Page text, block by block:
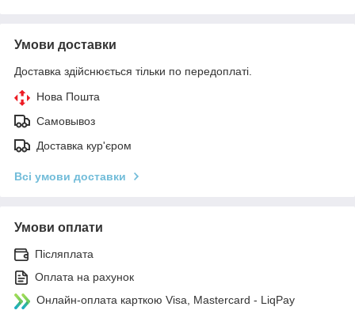
Умови доставки
Доставка здійснюється тільки по передоплаті.
Нова Пошта
Самовывоз
Доставка кур'єром
Всі умови доставки
Умови оплати
Післяплата
Оплата на рахунок
Онлайн-оплата карткою Visa, Mastercard - LiqPay